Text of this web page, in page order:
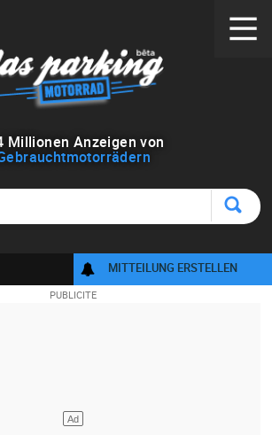
Millionen Anzeigen von
MITTEILUNG ERSTELLEN